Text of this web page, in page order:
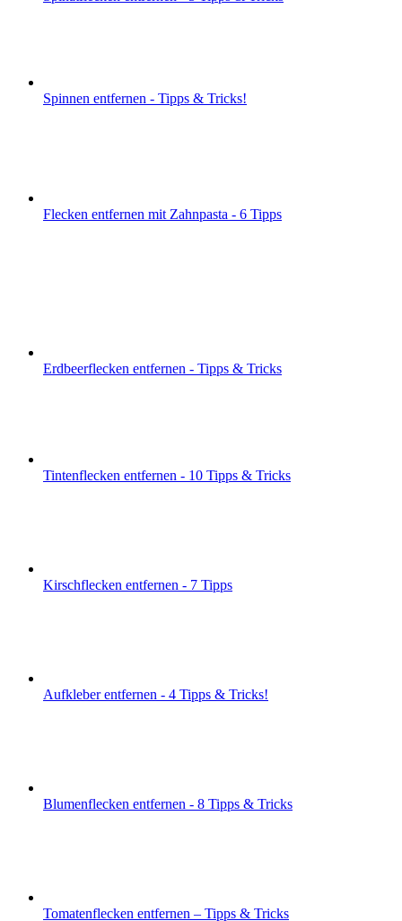
Spinnen entfernen - Tipps & Tricks!
Flecken entfernen mit Zahnpasta - 6 Tipps
Erdbeerflecken entfernen - Tipps & Tricks
Tintenflecken entfernen - 10 Tipps & Tricks
Kirschflecken entfernen - 7 Tipps
Aufkleber entfernen - 4 Tipps & Tricks!
Blumenflecken entfernen - 8 Tipps & Tricks
Tomatenflecken entfernen – Tipps & Tricks